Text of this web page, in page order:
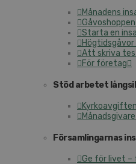
Månadens
Gåvoshoppen
Starta en
Att skriva
För företag
Stöd arbetet
Kyrkoavgiften
Månadsgivare
Församlingarnas
Ge för livet –